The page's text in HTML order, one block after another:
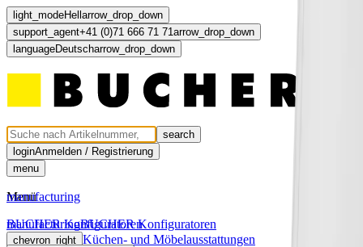
light_modeHell arrow_drop_down
support_agent+41 (0)71 666 71 71arrow_drop_down
languageDeutscharrow_drop_down
search
loginAnmelden / Registrierung
menu
Menü
manufacturingBUCHER Konfiguratoren
chevron_right Küchen- und Möbelausstattungen
manufacturing
BUCHER Konfiguratoren